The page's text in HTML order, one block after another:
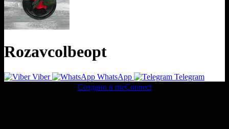
Rozavcolbeopt
Viber WhatsApp
Telegram
Создано в meConnect